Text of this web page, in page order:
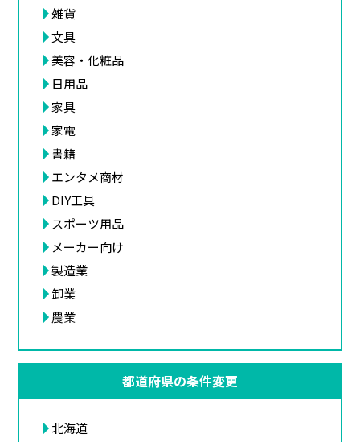
雑貨
文具
美容・化粧品
日用品
家具
家電
書籍
エンタメ商材
DIY工具
スポーツ用品
メーカー向け
製造業
卸業
農業
都道府県の条件変更
北海道